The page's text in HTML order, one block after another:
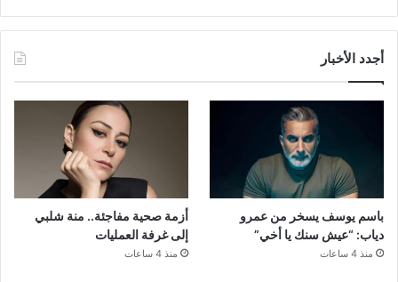
أجدد الأخبار
باسم يوسف يسخر من عمرو
دياب: “عيش سنك يا أخي”
منذ 4 ساعات
أزمة صحية مفاجئة.. منة شلبي
إلى غرفة العمليات
منذ 4 ساعات